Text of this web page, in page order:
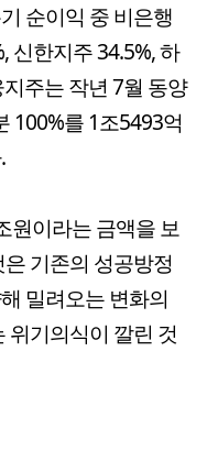
순이익 중 비은행
신한지주 34.5%, 하
주는 작년 7월 동양
100%를 1조5493억
원이라는 금액을 보
기존의 성공방정
밀려오는 변화의
위기의식이 깔린 것